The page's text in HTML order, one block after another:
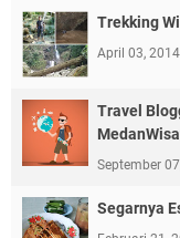
Trekking
April 03, 2014
Travel
September
Segarnya